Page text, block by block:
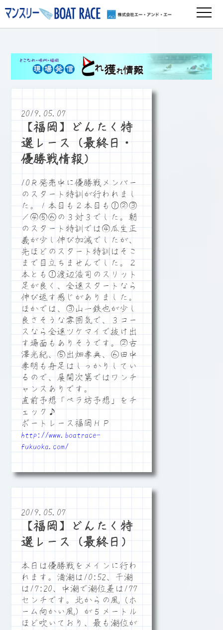
2019.05.07
【福岡】どんたく特
選レース（最終日・
優勝戦情報）
10Ｒ発売中に優勝戦メンバー
のスタート特訓が行われまし
た。１本目も２本目も①②③
／④⑤⑥の３対３でした。朝
のスタート特訓では④瓜生正
義が少し伸び加減でしたが、
先ほどのスタート特訓はそこ
まで目立ちませんでした。２
本とも①渡辺浩司のスリット
足が良く、全速スタートなら
伸び返す感じがありました。
ほかでは、③山一鉄也が少し
良さそうな雰囲気で、３コー
スなら全速ツケマイで抜け出
す場面もありそうです。②古
澤光紀、⑤出畑孝典、⑥田中
孝明も舟足はしっかりしてい
るので、展開次第ではワンチ
ャンスありです。
直前予想「ペラ坊予想」をチ
ェック♪
ボートレース福岡ＨＰ
http://www.boatrace-
fukuoka.com/
2019.05.07
【福岡】どんたく特
選レース（最終日）
本日は優勝戦をメインに行わ
れます。満潮は10:52、干潮
は17:20、中潮で潮位差は177
センチです。北からの風（ホ
ーム向かい風）が５メートル
ほど吹いており、最も潮位が